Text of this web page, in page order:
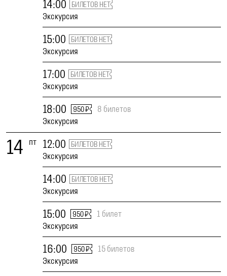
14:00 БИЛЕТОВ НЕТ
Экскурсия
15:00 БИЛЕТОВ НЕТ
Экскурсия
17:00 БИЛЕТОВ НЕТ
Экскурсия
18:00 950 ₽
8 билетов
Экскурсия
14 пт 12:00 БИЛЕТОВ НЕТ
Экскурсия
14:00 БИЛЕТОВ НЕТ
Экскурсия
15:00 950 ₽
1 билет
Экскурсия
16:00 950 ₽
15 билетов
Экскурсия